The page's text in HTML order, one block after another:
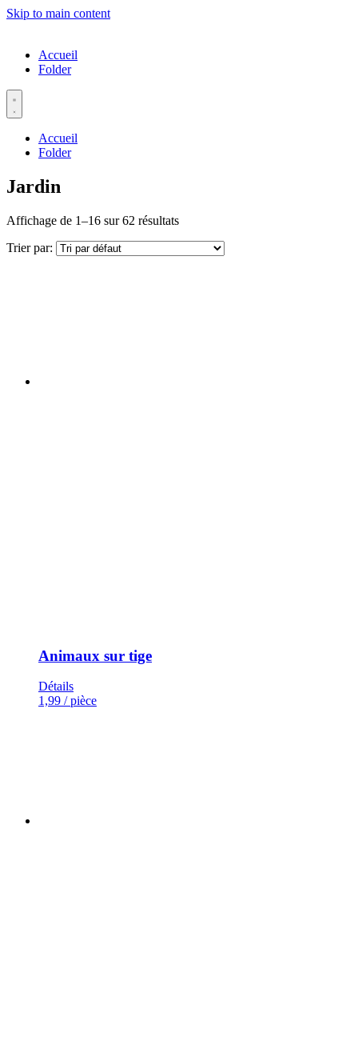
Skip to main content
Accueil
Folder
Accueil
Folder
Jardin
Affichage de 1–16 sur 62 résultats
Trier par:
Animaux sur tige
Détails
1,99 / pièce